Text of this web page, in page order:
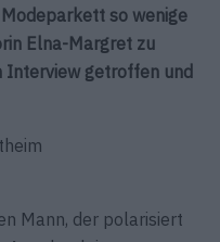
so wenige
Elna-Margret zu
Interview getroffen und
Mann, der polarisiert